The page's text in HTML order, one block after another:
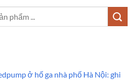
ở hố ga nhà phố Hà Nội: ghi